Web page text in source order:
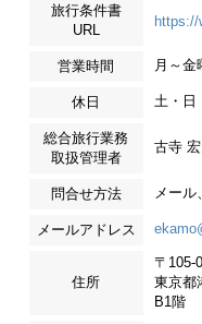
旅行条件書
URL
https://
営業時間 月～金
休日 土・日
総合旅行業務
取扱管理者
古寺
問合せ方法 メール
メールアドレス
住所
〒105-
東京都
B1階